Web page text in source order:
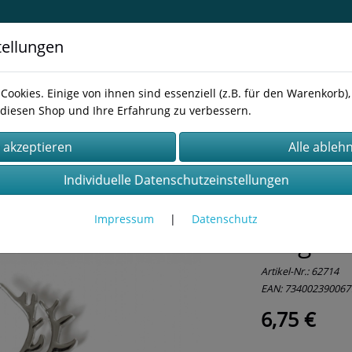
Design für Schmuck,
AGB
Artikel-Nr.:62714
EAN:
6,75 €
Einige von ihnen sind essenziell (z.B. für den
Shop und Ihre Erfahrung zu verbessern.
Individuelle Datenschutzeinstellungen
Impressum | Datenschutz